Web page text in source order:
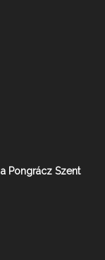
Pongrácz Szent